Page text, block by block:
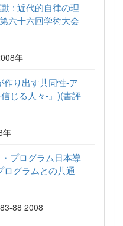
: 近代的自律の理
六十六回学術大会
年
り出す共同性-ア
じる人々-』)(書評
年
プログラム日本導
ログラムとの共通
88 2008